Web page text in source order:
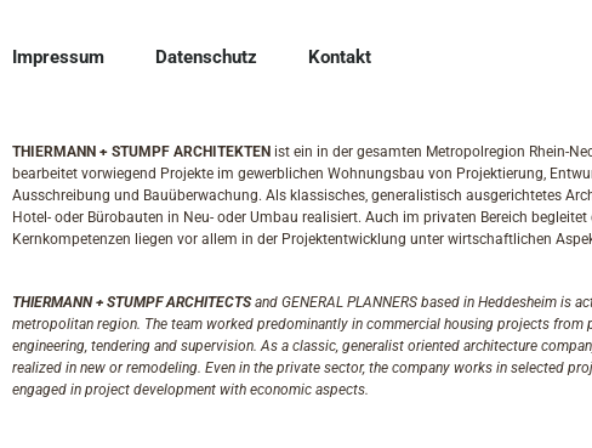
Impressum Datenschutz Kontakt
THIERMANN + STUMPF ARCHITEKTEN ist ein in der gesamten Metropolregion Rhein-
bearbeitet vorwiegend Projekte im gewerblichen Wohnungsbau von Projektierung,
Ausschreibung und Bauüberwachung. Als klassisches, generalistisch ausgerichtetes
Hotel- oder Bürobauten in Neu- oder Umbau realisiert. Auch im privaten Bereich
Kernkompetenzen liegen vor allem in der Projektentwicklung unter wirtschaftlichen
THIERMANN + STUMPF ARCHITECTSand GENERAL PLANNERS based in Heddesheim is
metropolitan region. The team worked predominantly in commercial housing projects from
engineering, tendering and supervision. As a classic, generalist oriented architecture
realized in new or remodeling. Even in the private sector, the company works in selected
engaged in project development with economic aspects.